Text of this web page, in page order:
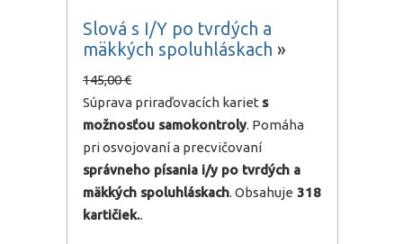
Slová s I/Y po tvrdých a
mäkkých spoluhláskach »
145,00 €
Súprava priraďovacích kariet s
možnosťou samokontroly. Pomáha
pri osvojovaní a precvičovaní
správneho písania i/y po tvrdých a
mäkkých spoluhláskach. Obsahuje 318
kartičiek..